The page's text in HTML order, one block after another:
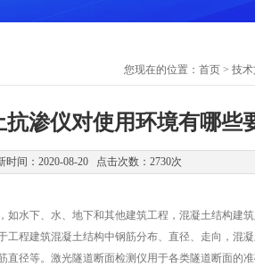
您现在的位置： 首页 > 技
抗渗仪对使用环境有哪些
时间：2020-08-20 点击次数：2730次
下、水、地下和其他建筑工程，混凝土结构建
程建筑混凝土结构中钢筋分布、直径、走向，混
径等。激光隧道断面检测仪用于各类隧道断面的